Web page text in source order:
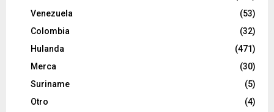
Venezuela
(53)
Colombia
(32)
Hulanda
(471)
Merca
(30)
Suriname
(5)
Otro
(4)